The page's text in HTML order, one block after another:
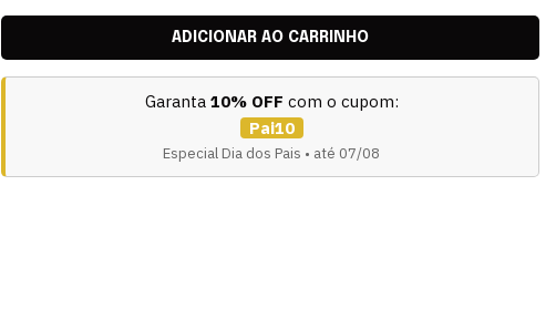
Garanta 10% OFF com o cupom:
Pai10
Especial Dia dos Pais • até 07/08